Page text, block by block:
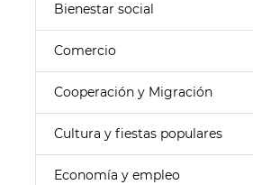
Bienestar social
Comercio
Cooperación y Migración
Cultura y fiestas populares
Economía y empleo